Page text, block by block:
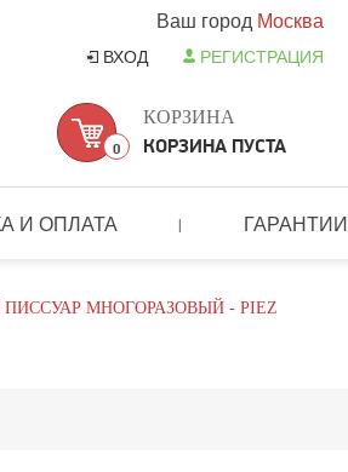
Ваш город Москва
ВХОД РЕГИСТРАЦИЯ
0
КОРЗИНА
КОРЗИНА ПУСТА
И ОПЛАТА | ГАРАНТИИ
МНОГОРАЗОВЫЙ - PIEZ